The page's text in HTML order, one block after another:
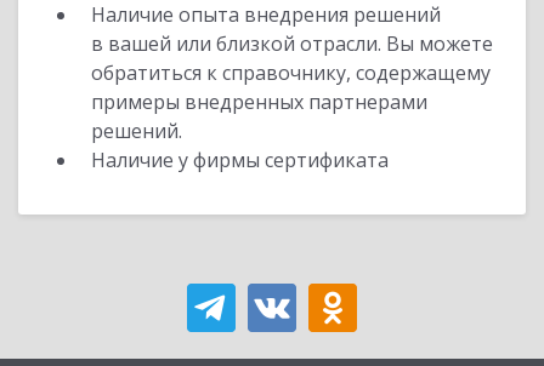
Наличие опыта внедрения решений
в вашей или близкой отрасли. Вы можете
обратиться к справочнику, содержащему
примеры внедренных партнерами
решений.
Наличие у фирмы сертификата